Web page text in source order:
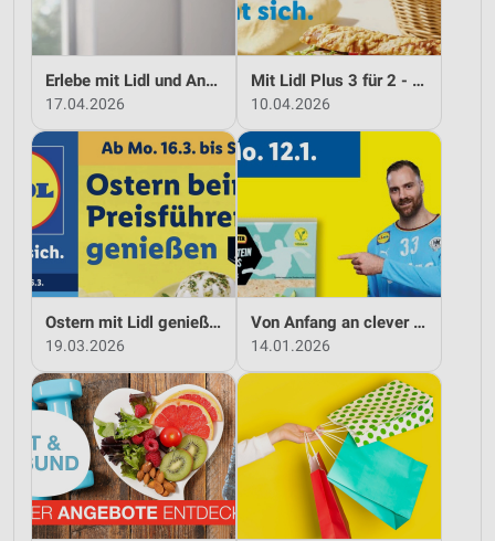
Erlebe mit Lidl und Andre Agassi die neuesten Silvercrest Küchengeräte
17.04.2026
Mit Lidl Plus 3 für 2 - im laut DtGv besten Backshop
10.04.2026
Ostern mit Lidl genießen
19.03.2026
Von Anfang an clever sparen mit Lidl
14.01.2026